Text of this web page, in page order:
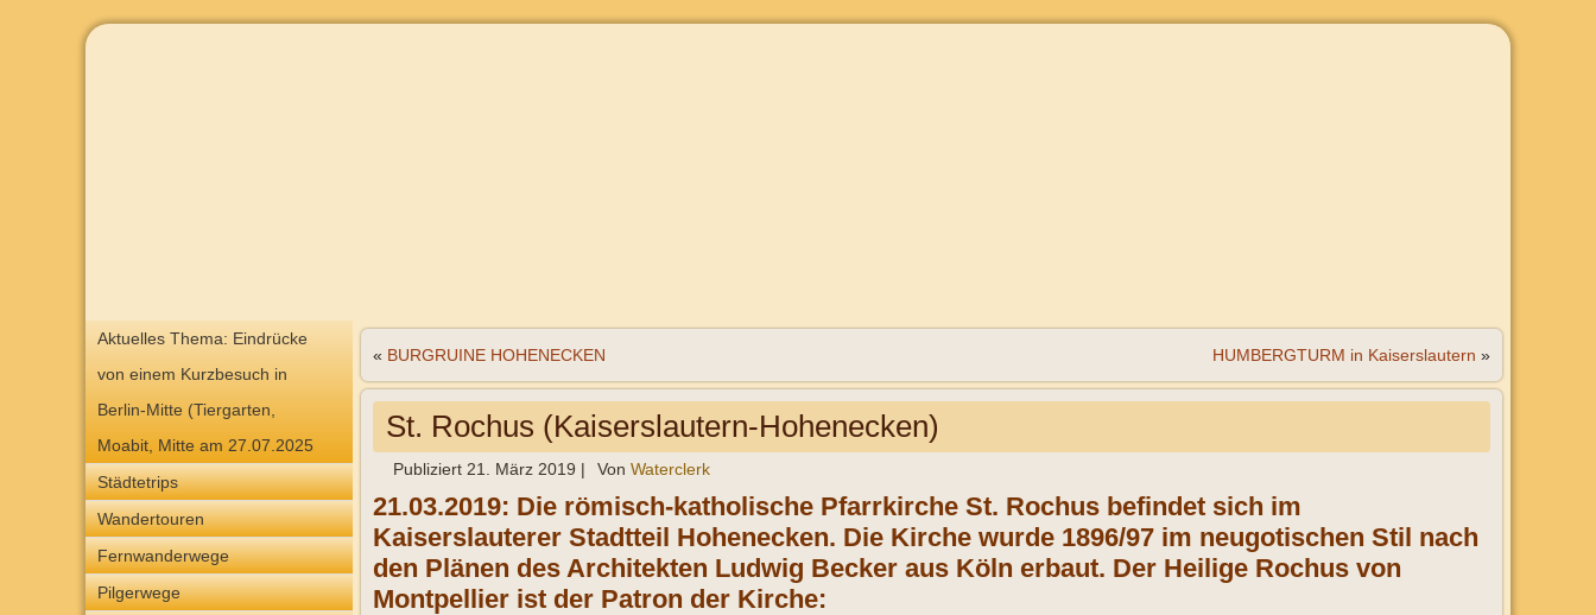
Aktuelles Thema: Eindrücke
von einem Kurzbesuch in
Berlin-Mitte (Tiergarten,
Moabit, Mitte am 27.07.2025
Städtetrips
Wandertouren
Fernwanderwege
Pilgerwege
« BURGRUINE HOHENECKEN HUMBERGTURM in Kaiserslautern »
St. Rochus (Kaiserslautern-Hohenecken)
Publiziert 21. März 2019 | Von Waterclerk
21.03.2019: Die römisch-katholische Pfarrkirche St. Rochus befindet sich im
Kaiserslauterer Stadtteil Hohenecken. Die Kirche wurde 1896/97 im neugotischen Stil nach
den Plänen des Architekten Ludwig Becker aus Köln erbaut. Der Heilige Rochus von
Montpellier ist der Patron der Kirche: